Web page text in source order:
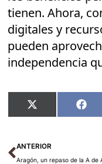
tienen. Ahora,
digitales y
pueden
independencia
Compartir
en
X
(Twitter) en
Ant
ANTERIOR